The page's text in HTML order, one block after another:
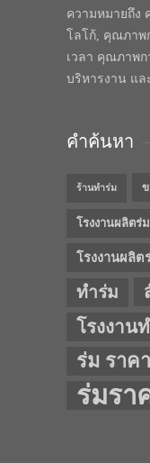
ความหมายถึง
โลโก้, คุณภาพ
เวลา คุณภาพ
บริหารงาน แล
คำค้นหา
ร้านทำร่ม ข
โรงงานผลิตร่
โรงงานผลิต
ทำร่ม
โรงงาน
ร่ม ราคา
ร่มรา